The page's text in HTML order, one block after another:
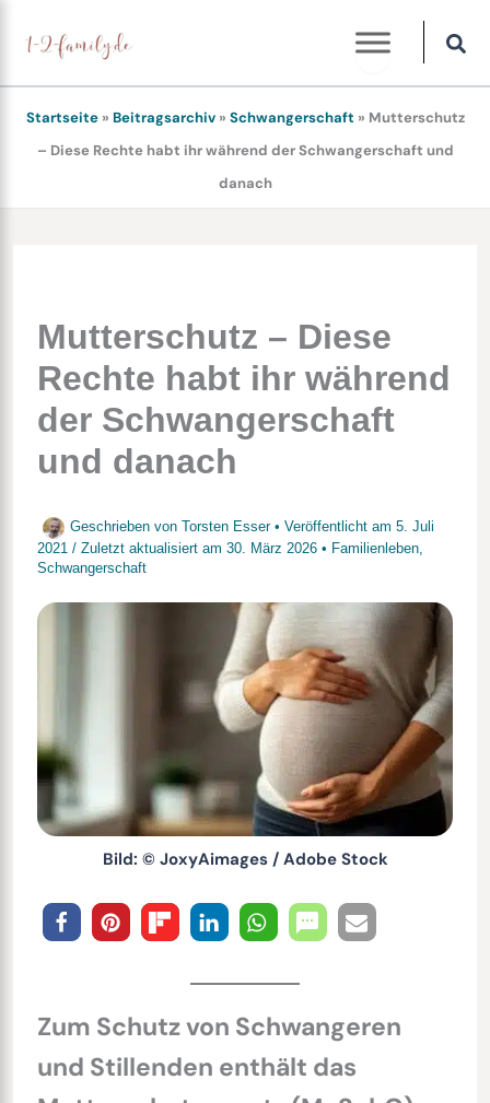
Inhalt
springen
Startseite» Beitragsarchiv» Schwangerschaft » Mutterschutz
– Diese Rechte habt ihr während der Schwangerschaft und
danach
Mutterschutz – Diese
Rechte habt ihr während
der Schwangerschaft
und danach
Geschrieben von Torsten Esser • Veröffentlicht am 5. Juli
2021 / Zuletzt aktualisiert am 30. März 2026• Familienleben,
Schwangerschaft
Bild: © JoxyAimages / Adobe Stock
Zum Schutz von Schwangeren
und Stillenden enthält das